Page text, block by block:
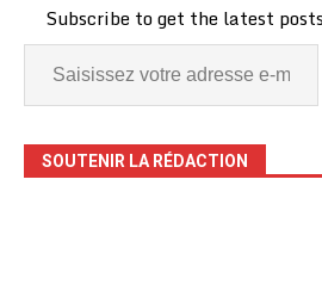
Subscribe to get the latest
SOUTENIR LA RÉDACTION